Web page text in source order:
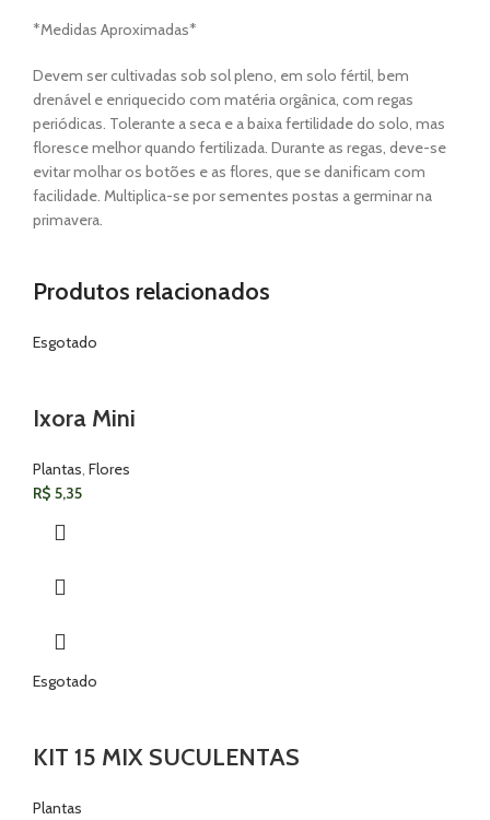
*Medidas Aproximadas*
Devem ser cultivadas sob sol pleno, em solo fértil, bem
drenável e enriquecido com matéria orgânica, com regas
periódicas. Tolerante a seca e a baixa fertilidade do solo, mas
floresce melhor quando fertilizada. Durante as regas, deve-se
evitar molhar os botões e as flores, que se danificam com
facilidade. Multiplica-se por sementes postas a germinar na
primavera.
Produtos relacionados
Esgotado
Ixora Mini
Plantas Flores
R$ 5,35
Esgotado
KIT 15 MIX SUCULENTAS
Plantas